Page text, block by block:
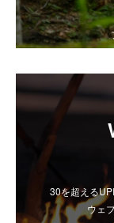
30を超える
ウェ